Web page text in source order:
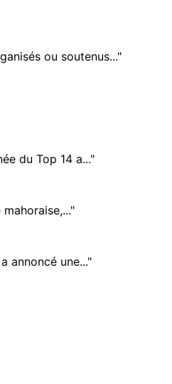
ou soutenus..."
du Top 14 a..."
annoncé une..."